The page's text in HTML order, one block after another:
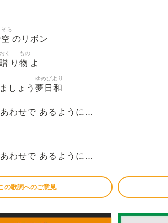
空
そら
のリボン
贈
おく
り 物
もの
よ
しょう 夢日和
ゆめびより
わせで あるように…
わせで あるように…
の歌詞へのご意見